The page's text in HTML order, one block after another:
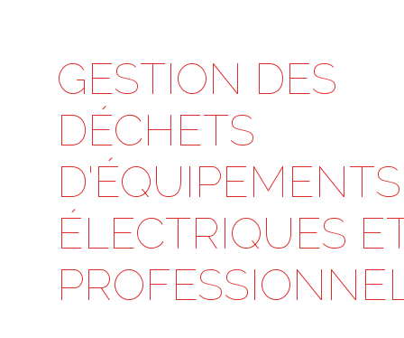
GESTION DES
DÉCHETS
D'ÉQUIPEMENTS
ÉLECTRIQUES